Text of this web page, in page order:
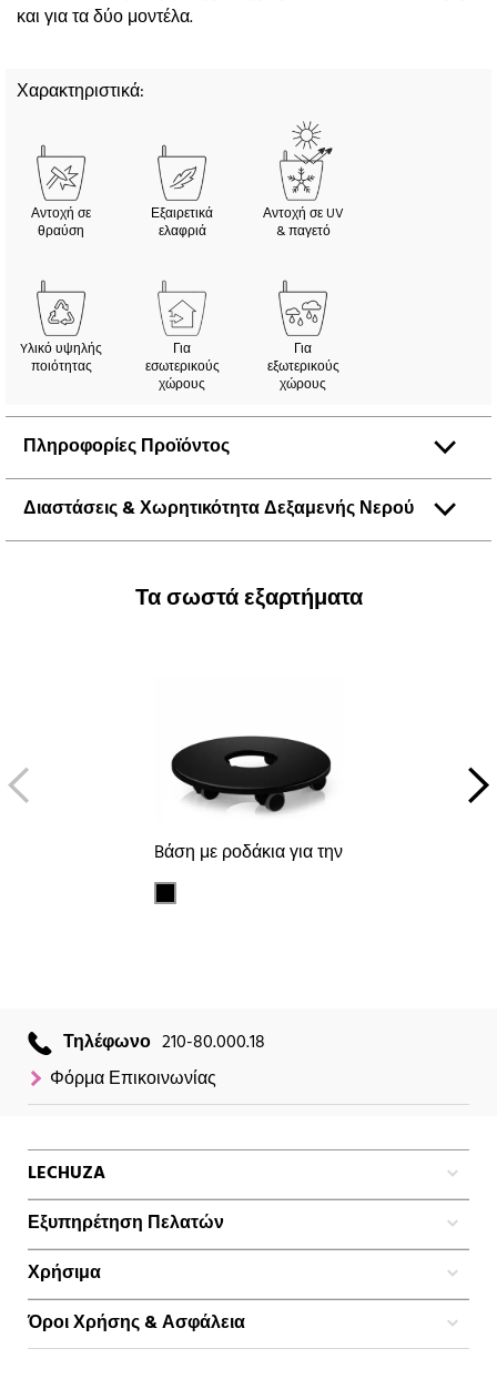
και για τα δύο μοντέλα.
Χαρακτηριστικά:
Αντοχή σε
θραύση
Εξαιρετικά
ελαφριά
Αντοχή σε UV
& παγετό
Yλικό υψηλής
ποιότητας
Για
εσωτερικούς
χώρους
Για
εξωτερικούς
χώρους
Πληροφορίες Προϊόντος
Διαστάσεις & Χωρητικότητα Δεξαμενής Νερού
Τα σωστά εξαρτήματα
Bάση με ροδάκια για την
Τηλέφωνο 210-80.000.18
Φόρμα Επικοινωνίας
LECHUZA
Εξυπηρέτηση Πελατών
Χρήσιμα
Όροι Χρήσης & Ασφάλεια